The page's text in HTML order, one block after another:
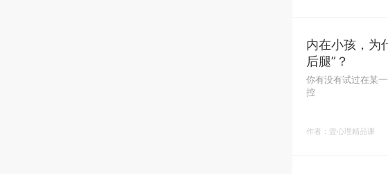
内在小孩，为
后腿”？
你有没有试过在某
控
作者：壹心理精品课